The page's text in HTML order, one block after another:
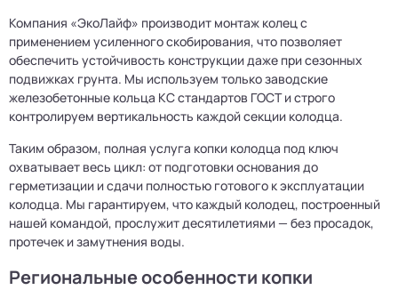
Компания «ЭкоЛайф» производит монтаж колец с
применением усиленного скобирования, что позволяет
обеспечить устойчивость конструкции даже при сезонных
подвижках грунта. Мы используем только заводские
железобетонные кольца КС стандартов ГОСТ и строго
контролируем вертикальность каждой секции колодца.
Таким образом, полная услуга копки колодца под ключ
охватывает весь цикл: от подготовки основания до
герметизации и сдачи полностью готового к эксплуатации
колодца. Мы гарантируем, что каждый колодец, построенный
нашей командой, прослужит десятилетиями — без просадок,
протечек и замутнения воды.
Региональные особенности копки